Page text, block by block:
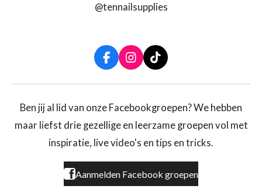
@tennailsupplies
F
a
c
b
o
k
I
n
s
a
r
a
T
i
k
o
Ben jij al lid van onze Facebookgroepen? We hebben
maar liefst drie gezellige en leerzame groepen vol met
inspiratie, live video's en tips en tricks.
Aanmelden Facebook groepen